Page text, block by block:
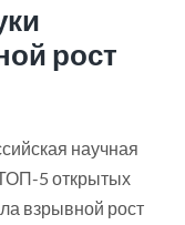
рост
научная
5 открытых
взрывной рост